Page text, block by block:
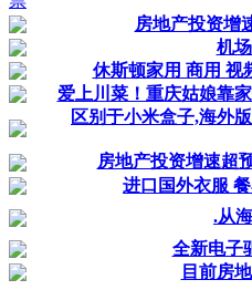
房地产投资增
机
休斯顿家用 商用 视
爱上川菜！重庆姑娘靠
区别于小米盒子,海外
房地产投资增速超
进口国外衣服
.从
全新电子
目前房